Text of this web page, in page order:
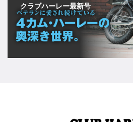
クラブハーレー最新号